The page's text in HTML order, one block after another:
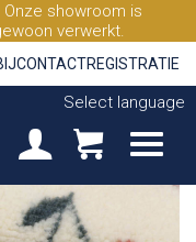
showroom is
verwerkt.
CONTACTREGISTRATIE
Select language